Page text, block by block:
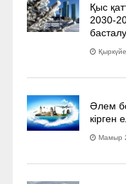
Қыс
2030-
Әлем
кірген
Мамыр